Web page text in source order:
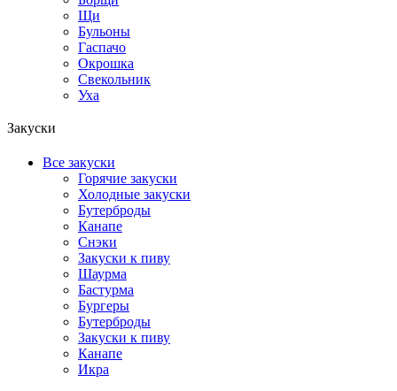
Щи
Бульоны
Гаспачо
Окрошка
Свекольник
Уха
Закуски
Все закуски
Горячие закуски
Холодные закуски
Бутерброды
Канапе
Снэки
Закуски к пиву
Шаурма
Бастурма
Бургеры
Бутерброды
Закуски к пиву
Канапе
Икра